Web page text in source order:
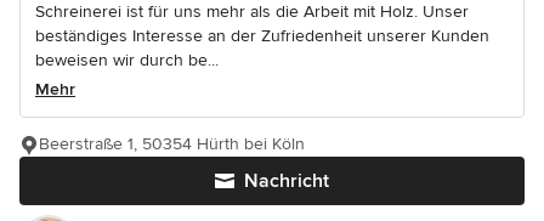
Schreinerei ist für uns mehr als die Arbeit mit Holz. Unser
beständiges Interesse an der Zufriedenheit unserer Kunden
beweisen wir durch be...
Mehr
Nachricht
Beerstraße 1, 50354 Hürth bei Köln